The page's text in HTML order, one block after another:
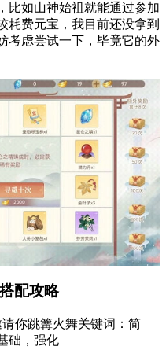
比如山神始祖就能通过参加
耗费元宝，我目前还没拿到
考虑尝试一下，毕竟它的外
配攻略
你跳篝火舞关键词：简
础，强化